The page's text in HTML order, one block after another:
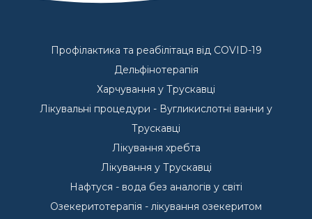
Профілактика та реабілітаця від COVID-19
Дельфінотерапія
Харчування у Трускавці
Лікувальні процедури - Вугликислотні ванни у
Трускавці
Лікування хребта
Лікування у Трускавці
Нафтуся - вода без аналогів у світі
Озекеритотерапія - лікування озекеритом